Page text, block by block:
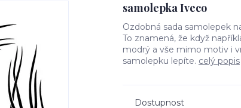
samolepka Iveco
Ozdobná sada samolepek
To znamená, že když
modrý a vše mimo motiv i
samolepku lepíte. celý popis
Dostupnost